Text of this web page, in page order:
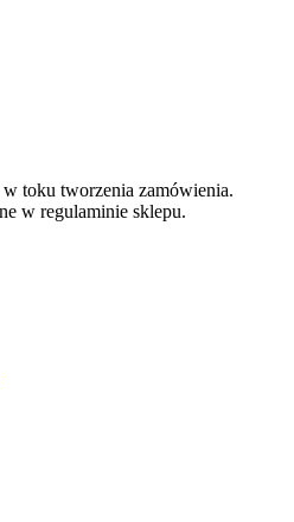
w toku tworzenia zamówienia.
w regulaminie sklepu.